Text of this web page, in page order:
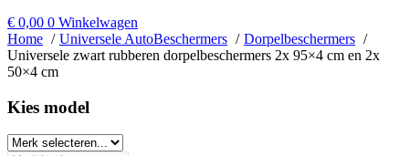
€ 0,00 0 Winkelwagen
Home
Universele AutoBeschermers
Dorpelbeschermers
Universele zwart rubberen dorpelbeschermers 2x 95×4 cm en 2x
50×4 cm
Kies model​